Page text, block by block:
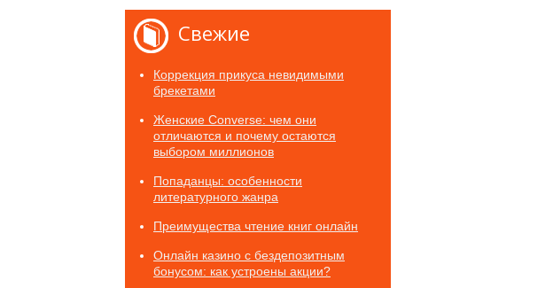
Свежие
Коррекция прикуса невидимыми
брекетами
Женские Converse: чем они
отличаются и почему остаются
выбором миллионов
Попаданцы: особенности
литературного жанра
Преимущества чтение книг онлайн
Онлайн казино с бездепозитным
бонусом: как устроены акции?